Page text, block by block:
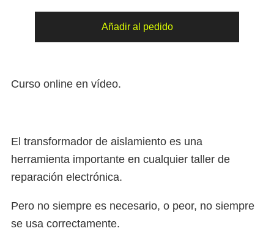
electronicología)
cantidad
Añadir al pedido
Curso online en vídeo.
El transformador de aislamiento es una
herramienta importante en cualquier taller de
reparación electrónica.
Pero no siempre es necesario, o peor, no siempre
se usa correctamente.